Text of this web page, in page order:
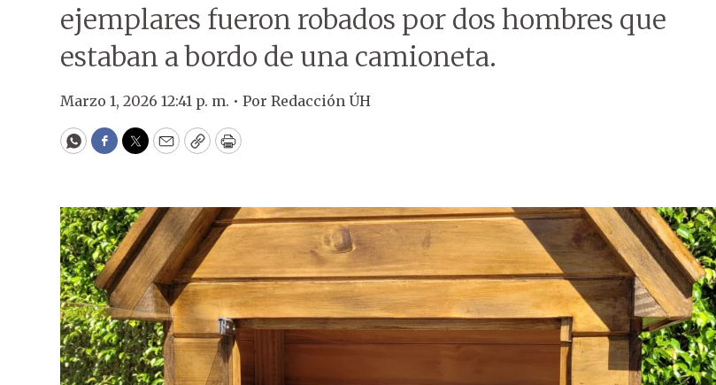
ejemplares fueron robados por dos hombres que
estaban a bordo de una camioneta.
Marzo 1, 2026 12:41 p. m. • Por Redacción ÚH
WhatsApp
Facebook
Twitter
EmailCopyPrint